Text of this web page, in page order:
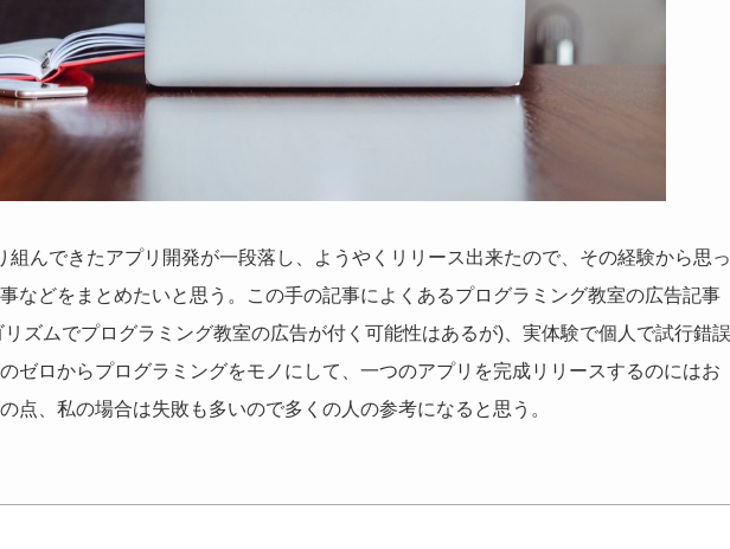
組んできたアプリ開発が一段落し、ようやくリリース出来たので、その経験から思っ
などをまとめたいと思う。この手の記事によくあるプログラミング教室の広告記事
ズムでプログラミング教室の広告が付く可能性はあるが)、実体験で個人で試行錯誤
ゼロからプログラミングをモノにして、一つのアプリを完成リリースするのにはお
点、私の場合は失敗も多いので多くの人の参考になると思う。